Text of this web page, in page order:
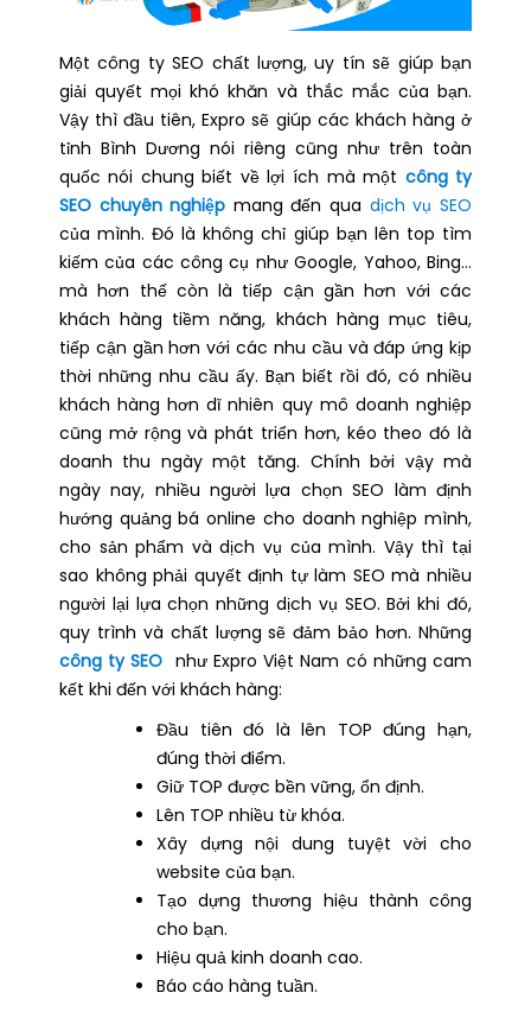
Một công ty SEO chất lượng, uy tín sẽ giúp bạn
giải quyết mọi khó khăn và thắc mắc của bạn.
Vậy thì đầu tiên, Expro sẽ giúp các khách hàng ở
tỉnh Bình Dương nói riêng cũng như trên toàn
quốc nói chung biết về lợi ích mà một công ty
SEO chuyên nghiệp mang đến qua dịch vụ SEO
của mình. Đó là không chỉ giúp bạn lên top tìm
kiếm của các công cụ như Google, Yahoo, Bing…
mà hơn thế còn là tiếp cận gần hơn với các
khách hàng tiềm năng, khách hàng mục tiêu,
tiếp cận gần hơn với các nhu cầu và đáp ứng kịp
thời những nhu cầu ấy. Bạn biết rồi đó, có nhiều
khách hàng hơn dĩ nhiên quy mô doanh nghiệp
cũng mở rộng và phát triển hơn, kéo theo đó là
doanh thu ngày một tăng. Chính bởi vậy mà
ngày nay, nhiều người lựa chọn SEO làm định
hướng quảng bá online cho doanh nghiệp mình,
cho sản phẩm và dịch vụ của mình. Vậy thì tại
sao không phải quyết định tự làm SEO mà nhiều
người lại lựa chọn những dịch vụ SEO. Bởi khi đó,
quy trình và chất lượng sẽ đảm bảo hơn. Những
công ty SEO như Expro Việt Nam có những cam
kết khi đến với khách hàng:
Đầu tiên đó là lên TOP đúng hạn,
đúng thời điểm.
Giữ TOP được bền vững, ổn định.
Lên TOP nhiều từ khóa.
Xây dựng nội dung tuyệt vời cho
website của bạn.
Tạo dựng thương hiệu thành công
cho bạn.
Hiệu quả kinh doanh cao.
Báo cáo hàng tuần.